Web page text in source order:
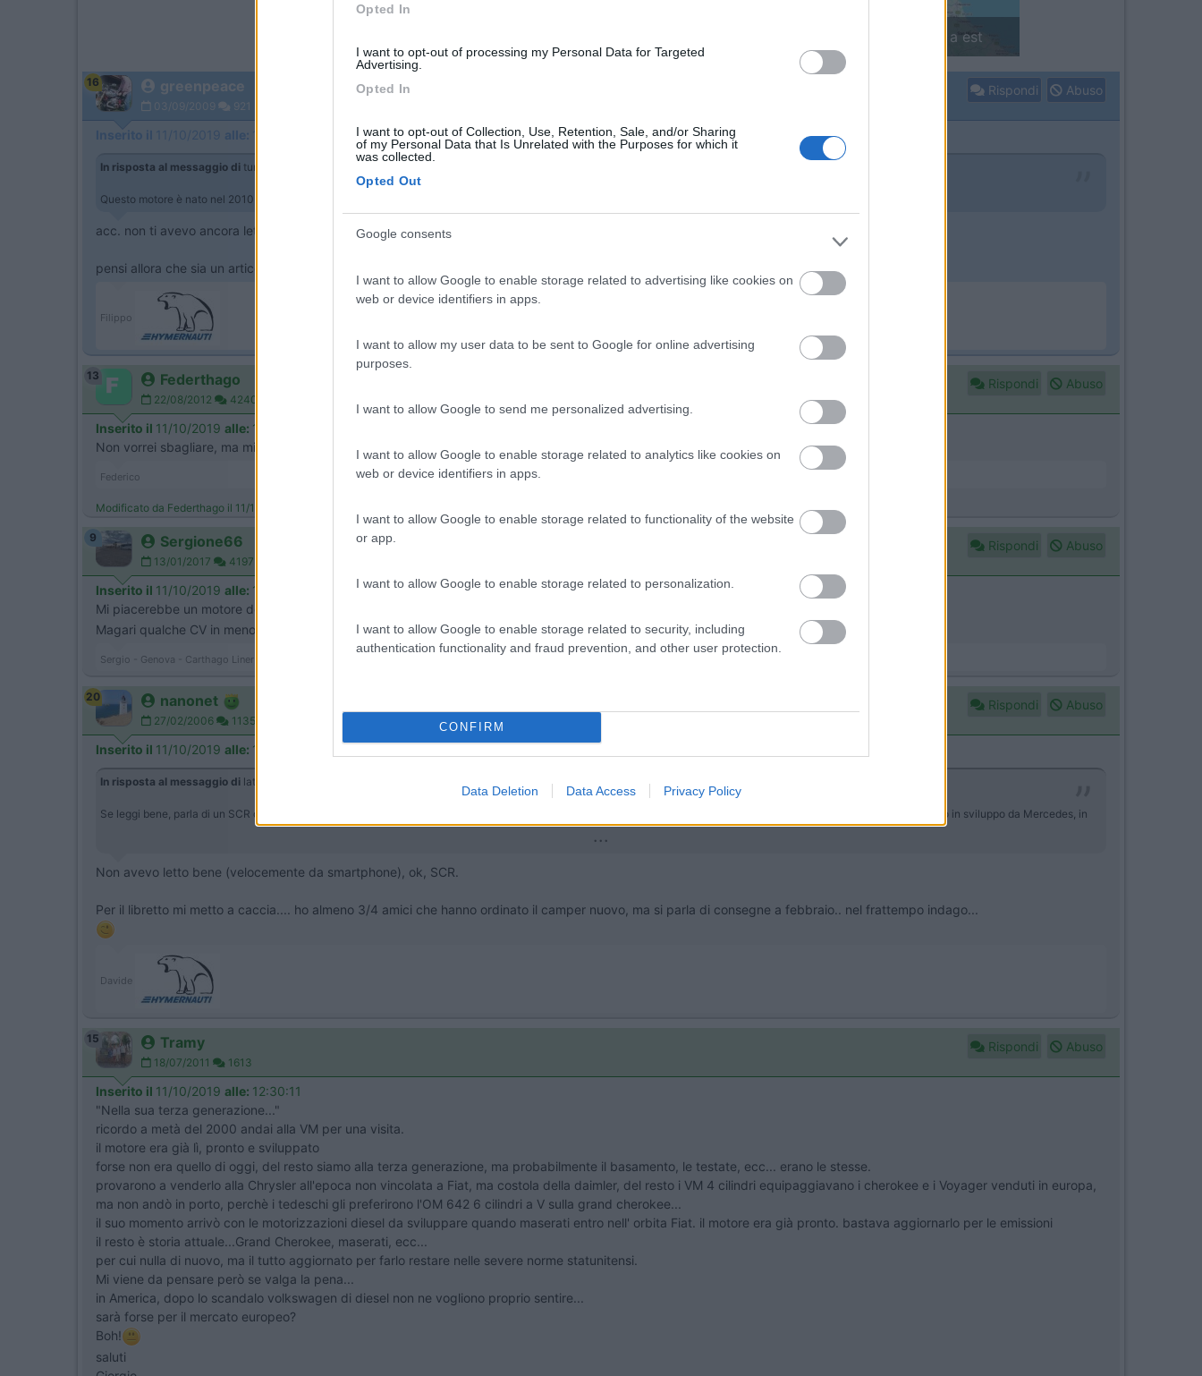
Opted In
I want to opt-out of processing my Personal Data for Targeted
Advertising.
Opted In
I want to opt-out of Collection, Use, Retention, Sale, and/or Sharing
of my Personal Data that Is Unrelated with the Purposes for which it
was collected.
Opted Out
Google consents
I want to allow Google to enable storage related to advertising like cookies on
web or device identifiers in apps.
I want to allow my user data to be sent to Google for online advertising
purposes.
I want to allow Google to send me personalized advertising.
I want to allow Google to enable storage related to analytics like cookies on
web or device identifiers in apps.
I want to allow Google to enable storage related to functionality of the website
or app.
I want to allow Google to enable storage related to personalization.
I want to allow Google to enable storage related to security, including
authentication functionality and fraud prevention, and other user protection.
CONFIRM
Data Deletion Data Access Privacy Policy
Finlandia in camper: il piccolo sentiero
16 greenpeace
03/09/2009 921
Rispondi Abuso
Inserito il 11/10/2019 alle:
In risposta al messaggio di turbinello
Questo motore è nato nel 2010 per essere messo sotto il cofano della Grand Cherokee . nella prima versione aveva 240 ci e 550 nm di coppia . Niente di nuovo insomma
acc. non ti avevo ancora letto
pensi allora che sia un articolo sponsorizzato che non un'evoluzione endotermica?
Filippo
13 Federthago
22/08/2012 4240
Rispondi Abuso
Inserito il 11/10/2019 alle: 11:34:01
Non vorrei sbagliare, ma mi sembra che sia il motore che monta la Maserati SUV
Federico
Modificato da Federthago il 11/10/2019 alle 11:52:04
9 Sergione66
13/01/2017 4197
Rispondi Abuso
Inserito il 11/10/2019 alle: 12:04:25
Mi piacerebbe un motore del genere sul camper .
Magari qualche CV in meno e un pò di Nm in più ... che non fanno mai male.
Sergio - Genova - Carthago Liner 65LE (Jeegolino)
20 nanonet
27/02/2006 11351
Rispondi Abuso
Inserito il 11/10/2019 alle: 12:05:48
In risposta al messaggio di latrofa124
Se leggi bene, parla di un SCR del 50%piu grande, quindi utilizza l'Adblue per abbattere gli NOx. ​​​​​​Credo riprende il progetto diesel Bosch di ultimissima generazione, portato in sviluppo da Mercedes, in
...
Non avevo letto bene (velocemente da smartphone), ok, SCR.
Per il libretto mi metto a caccia.... ho almeno 3/4 amici che hanno ordinato il camper nuovo, ma si parla di consegne a febbraio.. nel frattempo indago...
Davide
15 Tramy
18/07/2011 1613
Rispondi Abuso
Inserito il 11/10/2019 alle: 12:30:11
"Nella sua terza generazione..."
ricordo a metà del 2000 andai alla VM per una visita.
il motore era già lì, pronto e sviluppato
forse non era quello di oggi, del resto siamo alla terza generazione, ma probabilmente il basamento, le testate, ecc... erano le stesse.
provarono a venderlo alla Chrysler all'epoca non vincolata a Fiat, ma costola della daimler, del resto i VM 4 cilindri equipaggiavano i cherokee e i Voyager venduti in europa,
ma non andò in porto, perchè i tedeschi gli preferirono l'OM 642 6 cilindri a V sulla grand cherokee...
il suo momento arrivò con le motorizzazioni diesel da sviluppare quando maserati entro nell' orbita Fiat. il motore era già pronto. bastava aggiornarlo per le emissioni
il resto è storia attuale...Grand Cherokee, maserati, ecc...
per cui nulla di nuovo, ma il tutto aggiornato per farlo restare nelle severe norme statunitensi.
Mi viene da pensare però se valga la pena...
in America, dopo lo scandalo volkswagen di diesel non ne vogliono proprio sentire...
sarà forse per il mercato europeo?
Boh!
saluti